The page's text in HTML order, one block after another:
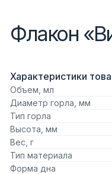
Флакон
Характеристики
Объем, мл
Диаметр горла, мм
Тип горла
Высота, мм
Вес, г
Тип материала
Форма дна